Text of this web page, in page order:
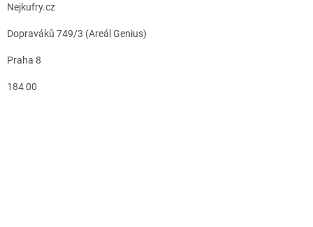
Nejkufry.cz
Dopraváků 749/3 (Areál Genius)
Praha 8
184 00